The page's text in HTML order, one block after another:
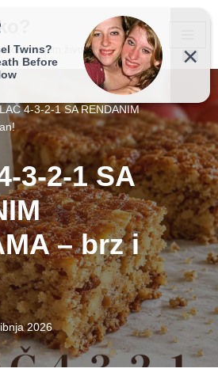
životu!
4-3-2-1 SA RENDANIM
3-2-1 SA
– brz i
2026